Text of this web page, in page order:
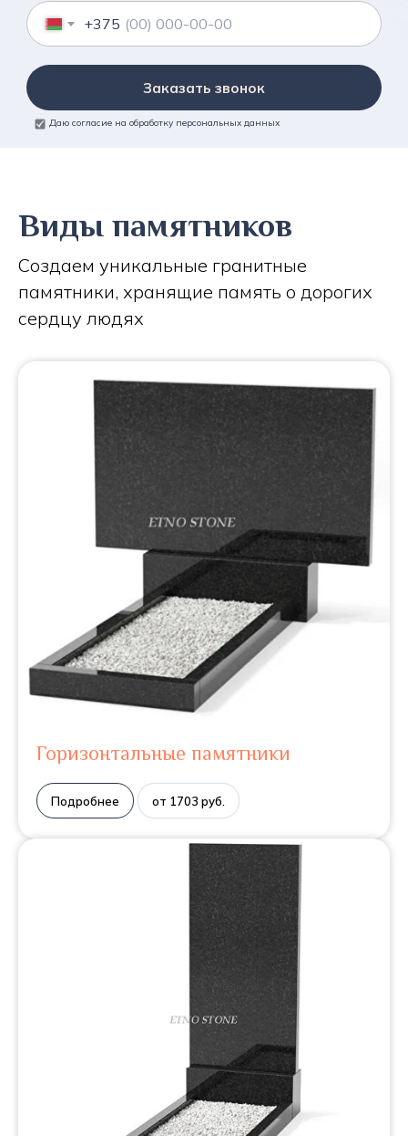
+375
Заказать звонок
Даю согласие на обработку персональных данных
Виды памятников
Создаем уникальные гранитные
памятники, хранящие память о дорогих
сердцу людях
Горизонтальные памятники
Подробнее от 1703 руб.